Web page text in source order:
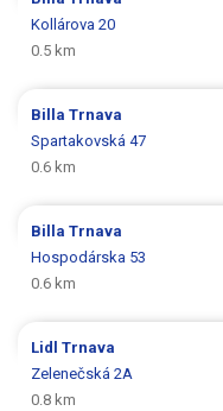
Kollárova 20
0.5 km
BillaTrnava
Spartakovská 47
0.6 km
BillaTrnava
Hospodárska 53
0.6 km
LidlTrnava
Zelenečská 2A
0.8 km